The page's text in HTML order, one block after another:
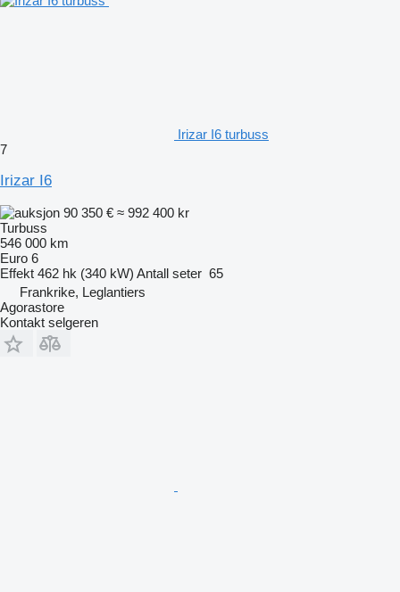
Irizar I6 turbuss
7
Irizar I6
90 350 € ≈ 992 400 kr
Turbuss
546 000 km
Euro 6
Effekt 462 hk (340 kW) Antall seter 65
Frankrike, Leglantiers
Agorastore
Kontakt selgeren